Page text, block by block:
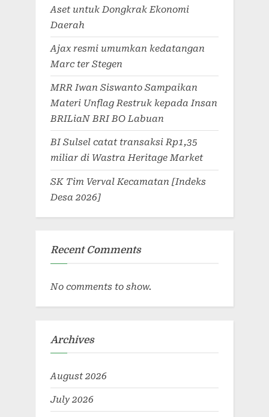
Aset untuk Dongkrak Ekonomi
Daerah
Ajax resmi umumkan kedatangan
Marc ter Stegen
MRR Iwan Siswanto Sampaikan
Materi Unflag Restruk kepada Insan
BRILiaN BRI BO Labuan
BI Sulsel catat transaksi Rp1,35
miliar di Wastra Heritage Market
SK Tim Verval Kecamatan [Indeks
Desa 2026]
Recent Comments
No comments to show.
Archives
August 2026
July 2026